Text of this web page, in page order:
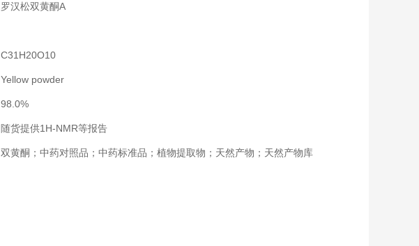
罗汉松双黄酮A
C31H20O10
Yellow powder
98.0%
随货提供1H-NMR等报告
双黄酮；中药对照品；中药标准品；植物提取物；天然产物；天然产物库